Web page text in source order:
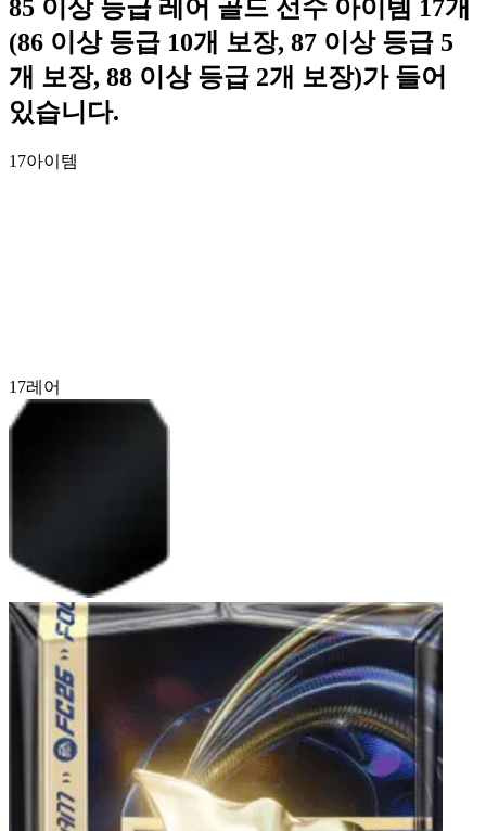
85 이상 등급 레어 골드 선수 아이템 17개
(86 이상 등급 10개 보장, 87 이상 등급 5
개 보장, 88 이상 등급 2개 보장)가 들어
있습니다.
17아이템
17레어